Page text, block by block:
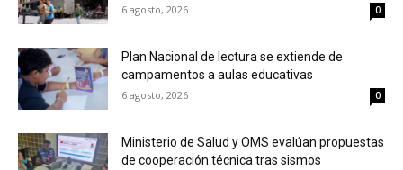
6 agosto, 2026 0
Plan Nacional de lectura se extiende de
campamentos a aulas educativas
6 agosto, 2026 0
Ministerio de Salud y OMS evalúan propuestas
de cooperación técnica tras sismos